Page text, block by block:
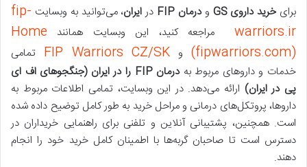
برایخرید داروی GS ودرمان FIP در ایران، می‌توانید به وبسایت fip-
warriors.ir
مراجعه کنید، این وبسایت همانند Home
(fipwarriors.com)و FIP Warriors CZ/SK تمامی
خدمات و داروهای مربوط بهدرمان
FIP را در ایران (جنگجوهای اف ای
پی در ایران) ارائه می‌دهد. در این وبسایت، تمامی اطلاعات مربوط به
داروها، پروتکل‌های درمانی و مراحل خرید به طور کامل توضیح داده شده
است. همچنین، پشتیبانی آنلاین و تلفنی برای راهنمایی خریداران در
دسترس است تا صاحبان گربه‌ها با اطمینان کامل خرید خود را انجام
دهند.